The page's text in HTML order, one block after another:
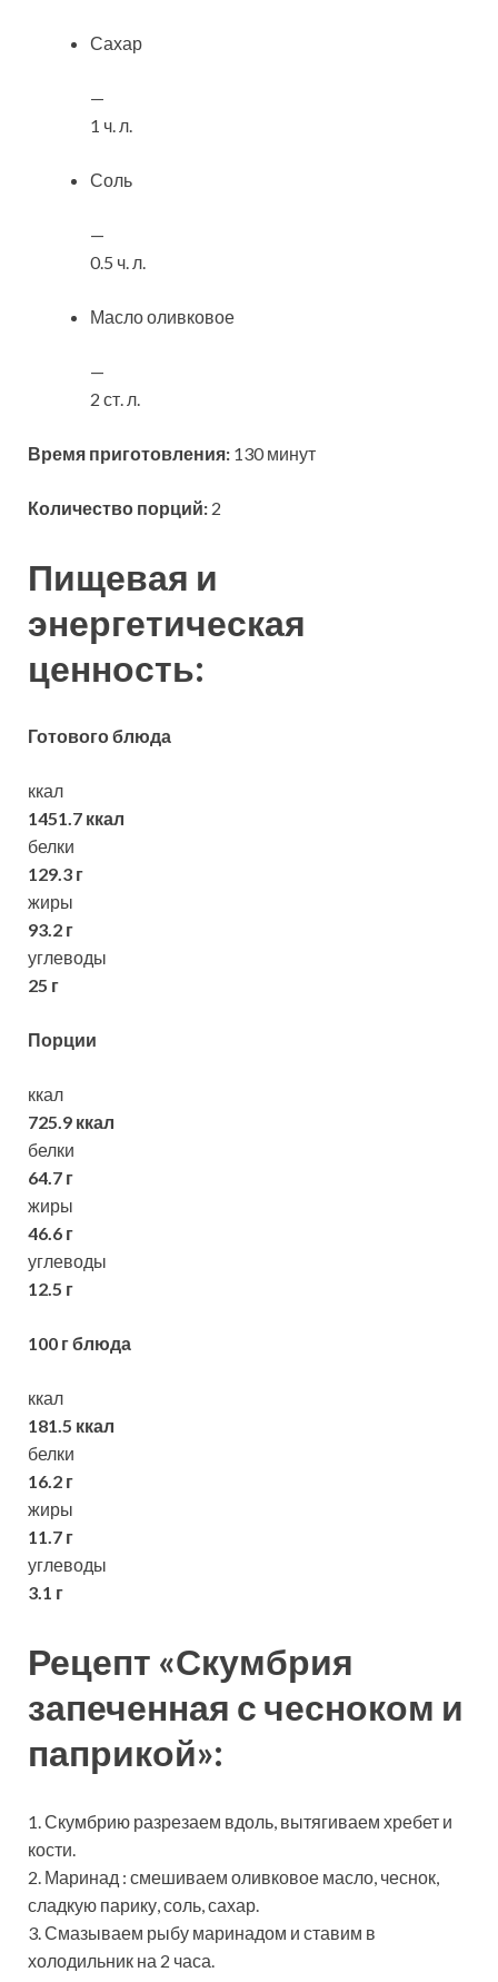
Сахар
—
1 ч. л.
Соль
—
0.5 ч. л.
Масло оливковое
—
2 ст. л.
Время приготовления: 130 минут
Количество порций: 2
Пищевая и
энергетическая
ценность:
Готового блюда
ккал
1451.7 ккал
белки
129.3 г
жиры
93.2 г
углеводы
25 г
Порции
ккал
725.9 ккал
белки
64.7 г
жиры
46.6 г
углеводы
12.5 г
100 г блюда
ккал
181.5 ккал
белки
16.2 г
жиры
11.7 г
углеводы
3.1 г
Рецепт «Скумбрия
запеченная с чесноком и
паприкой»:
1. Скумбрию разрезаем вдоль, вытягиваем хребет и
кости.
2. Маринад : смешиваем оливковое масло, чеснок,
сладкую парику, соль, сахар.
3. Смазываем рыбу маринадом и ставим в
холодильник на 2 часа.